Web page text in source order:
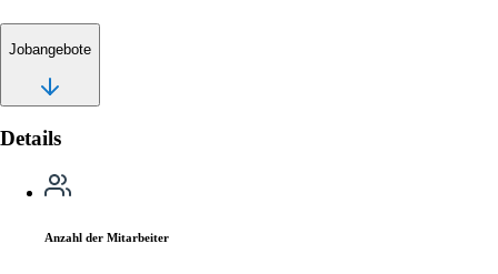
Jobangebote
Details
Anzahl der Mitarbeiter